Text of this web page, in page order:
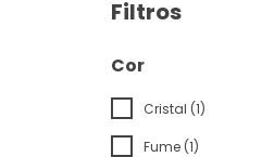
Filtros
Cor
Cristal (1)
Fume (1)